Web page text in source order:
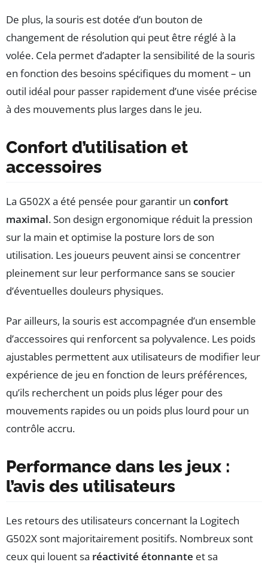
De plus, la souris est dotée d’un bouton de
changement de résolution qui peut être réglé à la
volée. Cela permet d’adapter la sensibilité de la souris
en fonction des besoins spécifiques du moment – un
outil idéal pour passer rapidement d’une visée précise
à des mouvements plus larges dans le jeu.
Confort d’utilisation et
accessoires
La G502X a été pensée pour garantir un confort
maximal. Son design ergonomique réduit la pression
sur la main et optimise la posture lors de son
utilisation. Les joueurs peuvent ainsi se concentrer
pleinement sur leur performance sans se soucier
d’éventuelles douleurs physiques.
Par ailleurs, la souris est accompagnée d’un ensemble
d’accessoires qui renforcent sa polyvalence. Les poids
ajustables permettent aux utilisateurs de modifier leur
expérience de jeu en fonction de leurs préférences,
qu’ils recherchent un poids plus léger pour des
mouvements rapides ou un poids plus lourd pour un
contrôle accru.
Performance dans les jeux :
l’avis des utilisateurs
Les retours des utilisateurs concernant la Logitech
G502X sont majoritairement positifs. Nombreux sont
ceux qui louent sa réactivité étonnante et sa